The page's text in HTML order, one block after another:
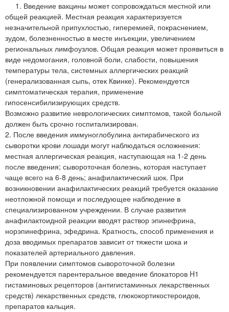
1. Введение вакцины может сопровождаться местной или
общей реакцией. Местная реакция характеризуется
незначительной припухлостью, гиперемией, покраснением,
зудом, болезненностью в месте инъекции, увеличением
региональных лимфоузлов. Общая реакция может проявиться в
виде недомогания, головной боли, слабости, повышения
температуры тела, системных аллергических реакций
(генерализованная сыпь, отек Квинке). Рекомендуется
симптоматическая терапия, применение
гипосенсибилизирующих средств.
Возможно развитие неврологических симптомов, такой больной
должен быть срочно госпитализирован.
2. После введения иммуноглобулина антирабического из
сыворотки крови лошади могут наблюдаться осложнения:
местная аллергическая реакция, наступающая на 1-2 день
после введения; сывороточная болезнь, которая наступает
чаще всего на 6-8 день; анафилактический шок. При
возникновении анафилактических реакций требуется оказание
неотложной помощи и последующее наблюдение в
специализированном учреждении. В случае развития
анафилактоидной реакции вводят раствор эпинефрина,
норэпинефрина, эфедрина. Кратность, способ применения и
доза вводимых препаратов зависит от тяжести шока и
показателей артериального давления.
При появлении симптомов сывороточной болезни
рекомендуется парентеральное введение блокаторов H1
гистаминовых рецепторов (антигистаминных лекарственных
средств) лекарственных средств, глюкокортикостероидов,
препаратов кальция.